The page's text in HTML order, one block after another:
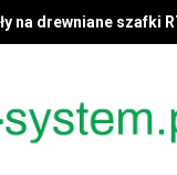
na drewniane szafki